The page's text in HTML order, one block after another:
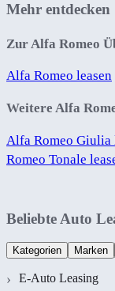
Mehr entdecken
Zur Alfa Romeo
Alfa Romeo leasen
Weitere Alfa
Alfa Romeo Giulia
Romeo Tonale
Beliebte Auto
Kategorien Marken
E-Auto Leasing